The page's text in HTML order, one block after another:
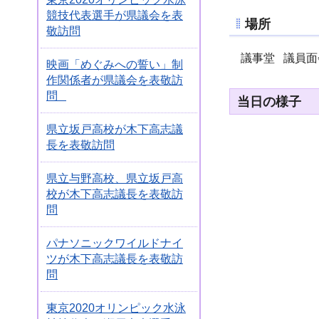
競技代表選手が県議会を表
敬訪問
映画「めぐみへの誓い」制
作関係者が県議会を表敬訪
問
県立坂戸高校が木下高志議
長を表敬訪問
県立与野高校、県立坂戸高
校が木下高志議長を表敬訪
問
パナソニックワイルドナイ
ツが木下高志議長を表敬訪
問
東京2020オリンピック水泳
場所
議事堂 議員面
当日の様子